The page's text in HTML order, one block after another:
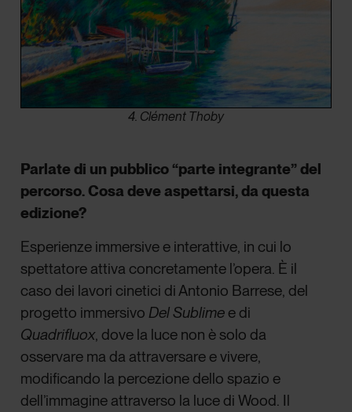
4. Clément Thoby
Parlate di un pubblico “parte integrante” del
percorso. Cosa deve aspettarsi, da questa
edizione?
Esperienze immersive e interattive, in cui lo
spettatore attiva concretamente l’opera. È il
caso dei lavori cinetici di Antonio Barrese, del
progetto immersivoDel Sublime e di
Quadrifluox, dove la luce non è solo da
osservare ma da attraversare e vivere,
modificando la percezione dello spazio e
dell’immagine attraverso la luce di Wood. Il